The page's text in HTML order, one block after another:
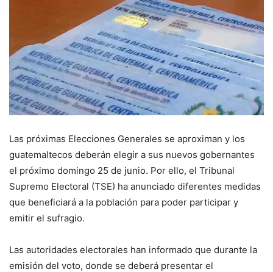
Las próximas Elecciones Generales se aproximan y los
guatemaltecos deberán elegir a sus nuevos gobernantes
el próximo domingo 25 de junio. Por ello, el Tribunal
Supremo Electoral (TSE) ha anunciado diferentes medidas
que beneficiará a la población para poder participar y
emitir el sufragio.
Las autoridades electorales han informado que durante la
emisión del voto, donde se deberá presentar el